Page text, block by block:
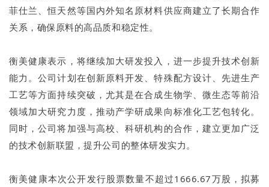
菲仕兰、恒天然等国内外知名原材料供应商建立了长期合作
关系，确保原料的高品质和稳定性。
衡美健康表示，将继续加大研发投入，进一步提升技术创新
能力。公司计划在创新原料开发、特殊配方设计、先进生产
工艺等方面持续突破，尤其是在合成生物学、微生态等前沿
领域加大研究力度，推动产学研成果向标准化工艺包转化。
同时，公司将加强与高校、科研机构的合作，建立更加广泛
的技术创新联盟，提升公司的整体研发实力。
衡美健康本次公开发行股票数量不超过1666.67万股，拟募